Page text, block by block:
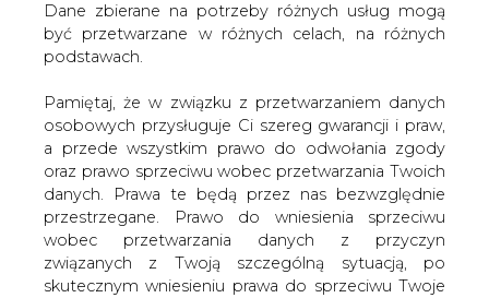
Dane zbierane na potrzeby różnych usług mogą
być przetwarzane w różnych celach, na różnych
podstawach.
Pamiętaj, że w związku z przetwarzaniem danych
osobowych przysługuje Ci szereg gwarancji i praw,
a przede wszystkim prawo do odwołania zgody
oraz prawo sprzeciwu wobec przetwarzania Twoich
danych. Prawa te będą przez nas bezwzględnie
przestrzegane. Prawo do wniesienia sprzeciwu
wobec przetwarzania danych z przyczyn
związanych z Twoją szczególną sytuacją, po
skutecznym wniesieniu prawa do sprzeciwu Twoje
skomentuj
udostępnij